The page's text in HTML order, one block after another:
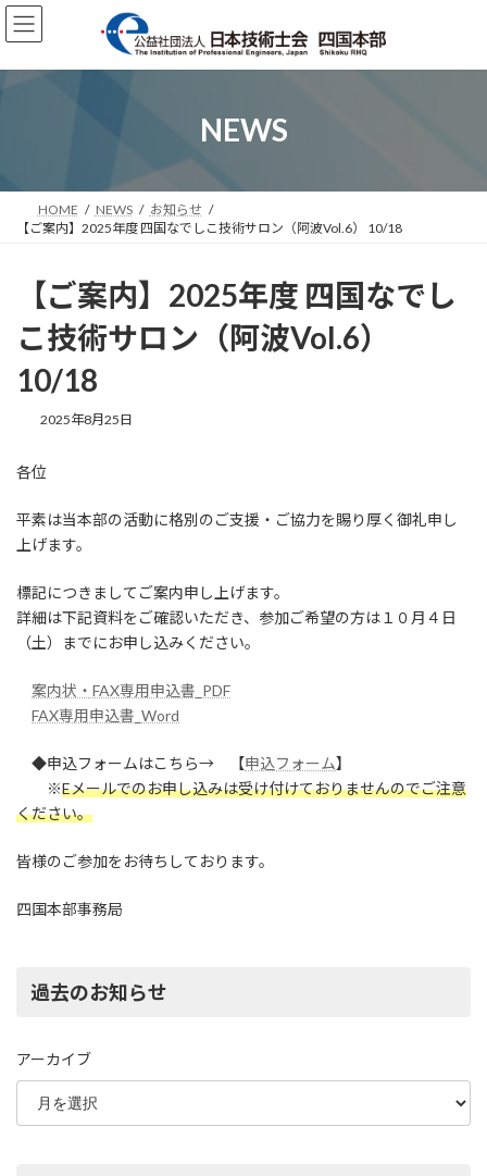
コ
ン
ン
ナ
ビ
ー
NEWS
HOME NEWS
お知らせ
【ご案内】2025年度 四国なでしこ技術サロン（阿波Vol.6） 10/18
【ご案内】2025年度 四国なでし
こ技術サロン（阿波Vol.6）
10/18
2025年8月25日
各位
平素は当本部の活動に格別のご支援・ご協力を賜り厚く御礼申し
上げます。
標記につきましてご案内申し上げます。
詳細は下記資料をご確認いただき、参加ご希望の方は１０月４日
（土）までにお申し込みください。
案内状・FAX専用申込書_PDF
FAX専用申込書_Word
◆申込フォームはこちら→ 【申込フォーム】
※Eメールでのお申し込みは受け付けておりませんのでご注意
ください。
皆様のご参加をお待ちしております。
四国本部事務局
過去のお知らせ
アーカイブ